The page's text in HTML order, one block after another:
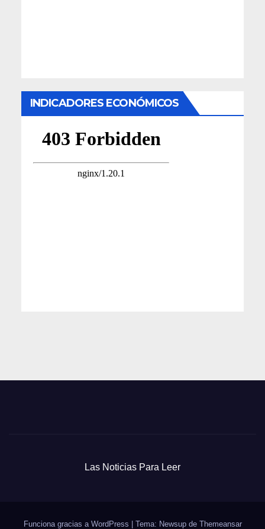
INDICADORES ECONÓMICOS
Las Noticias Para Leer
Funciona gracias a WordPress Tema: Newsup de Themeansar